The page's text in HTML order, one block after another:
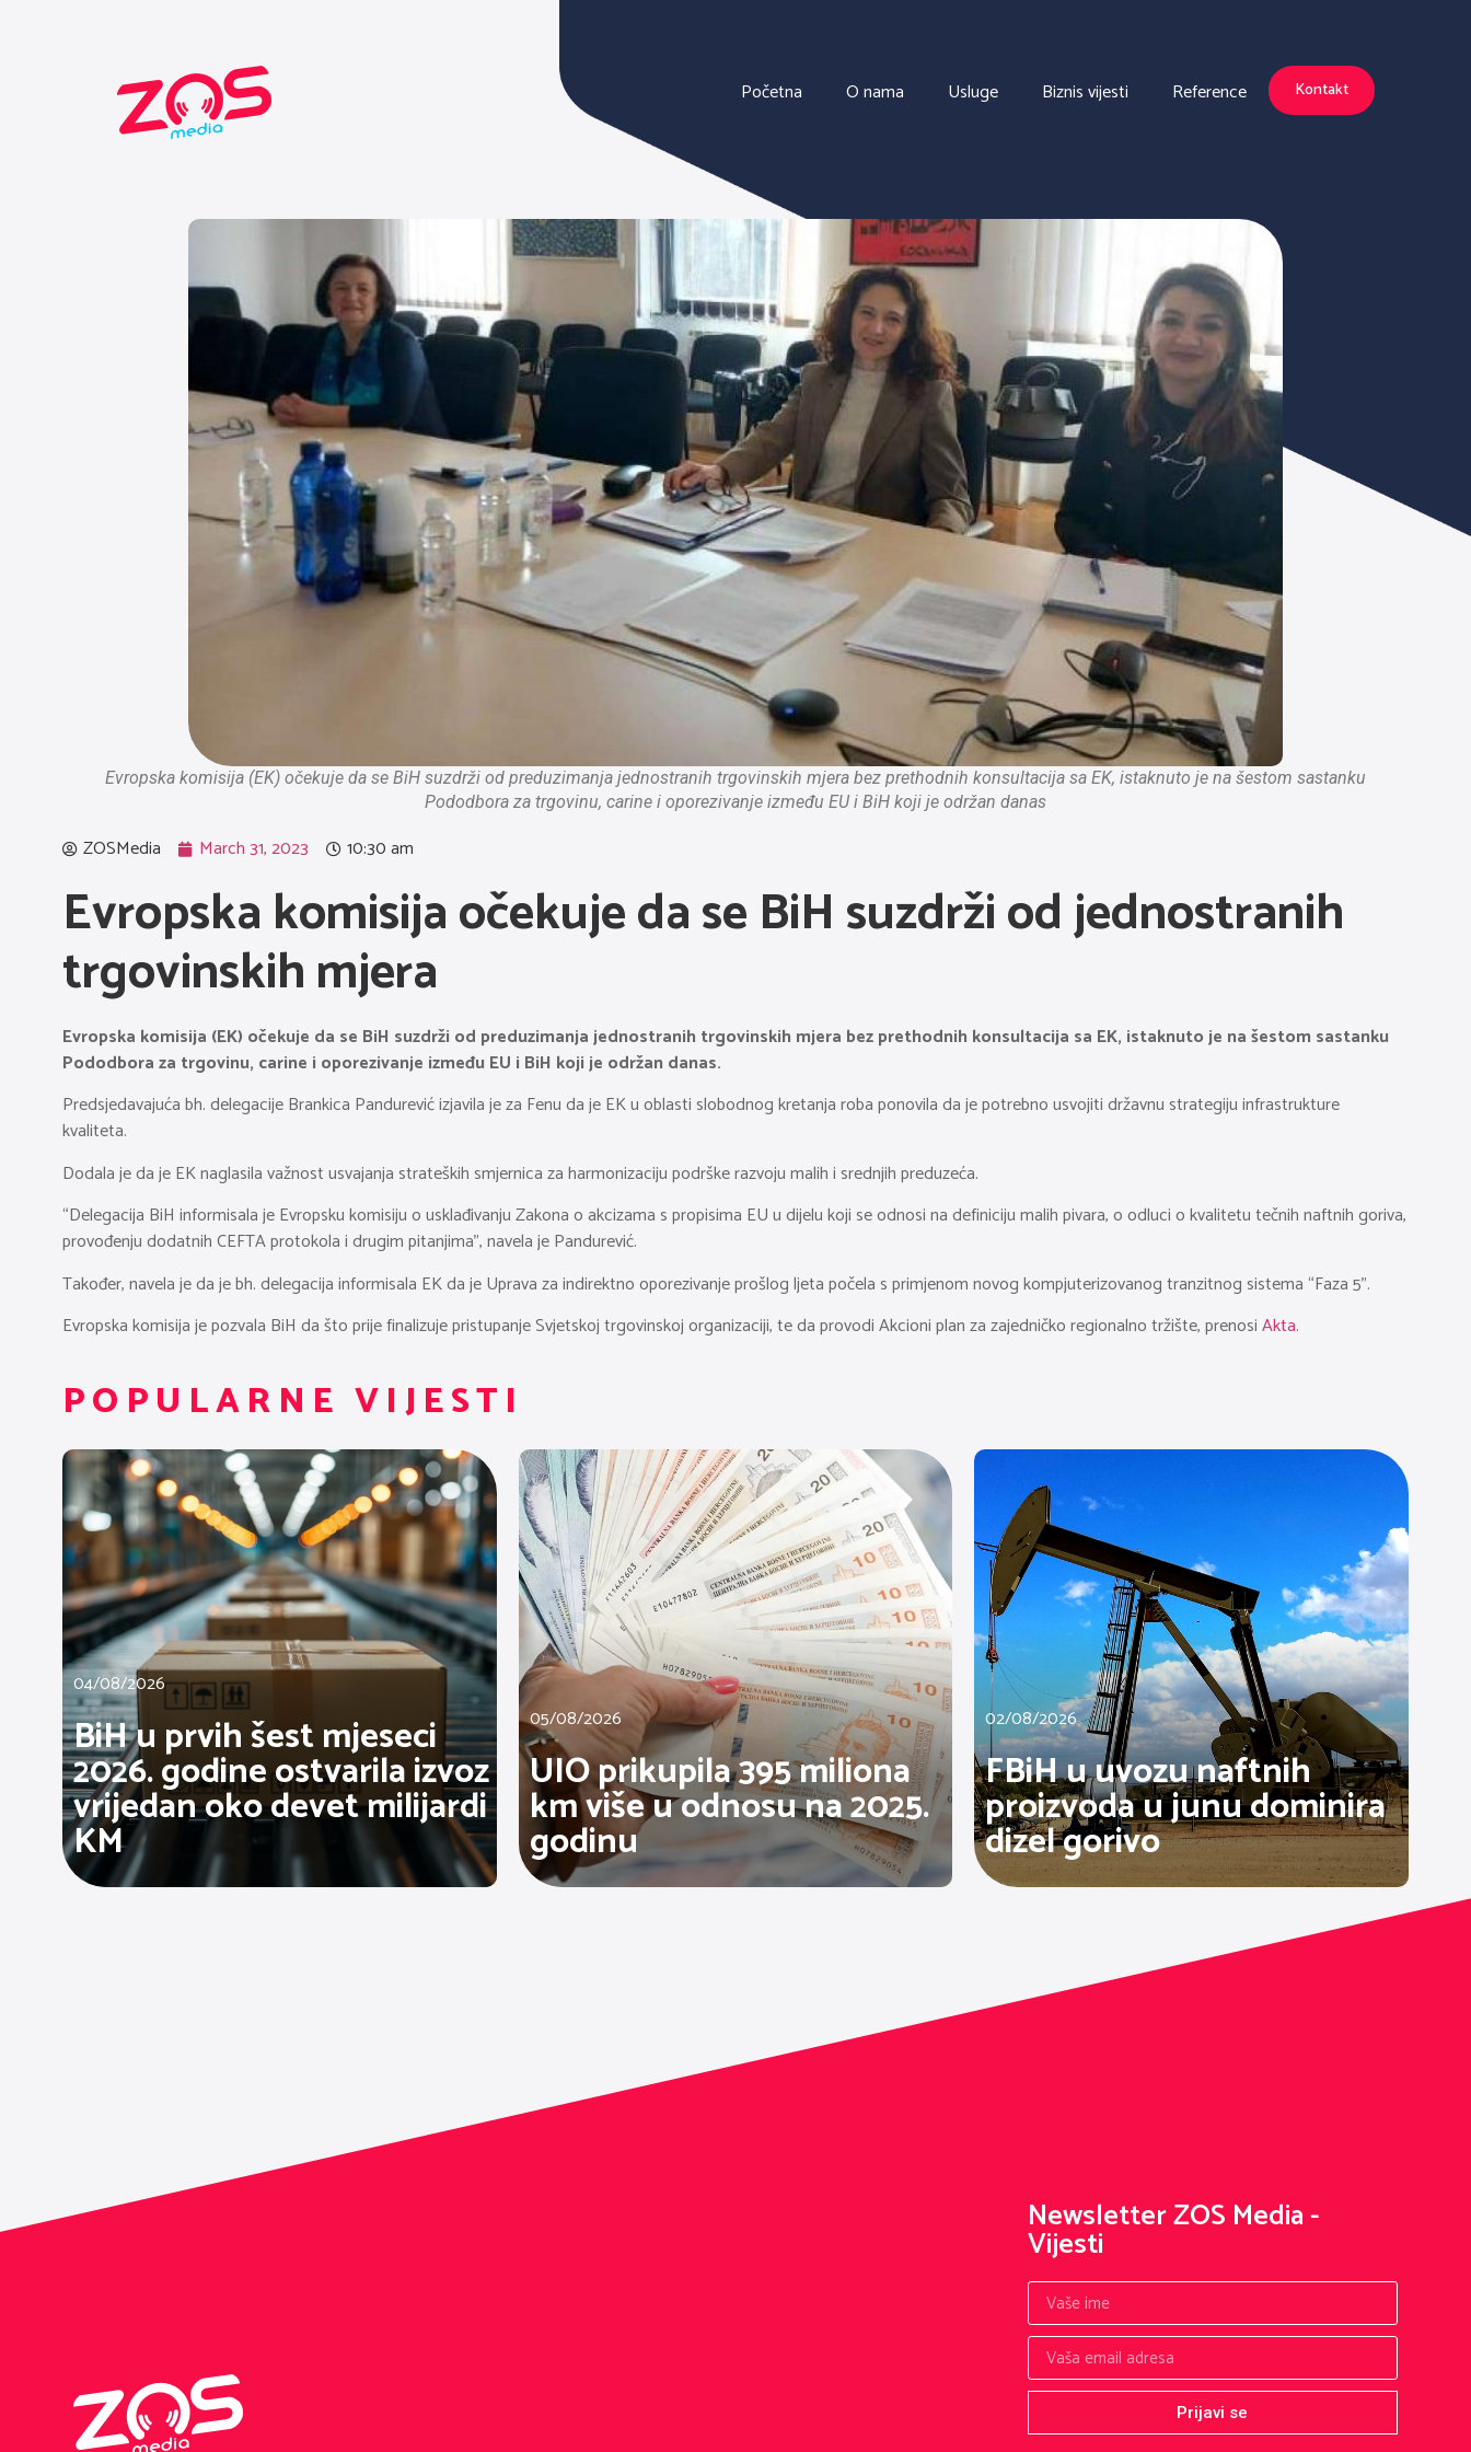
Početna O nama Usluge Biznis vijesti Reference Kontakt
Evropska komisija (EK) očekuje da se BiH suzdrži od preduzimanja jednostranih trgovinskih mjera bez prethodnih konsultacija sa EK, istaknuto je na šestom sastanku
Pododbora za trgovinu, carine i oporezivanje između EU i BiH koji je održan danas
ZOSMedia March 31, 2023 10:30 am
Evropska komisija očekuje da se BiH suzdrži od jednostranih
trgovinskih mjera
Evropska komisija (EK) očekuje da se BiH suzdrži od preduzimanja jednostranih trgovinskih mjera bez prethodnih konsultacija sa EK, istaknuto je na šestom sastanku
Pododbora za trgovinu, carine i oporezivanje između EU i BiH koji je održan danas.
Predsjedavajuća bh. delegacije Brankica Pandurević izjavila je za Fenu da je EK u oblasti slobodnog kretanja roba ponovila da je potrebno usvojiti državnu strategiju infrastrukture
kvaliteta.
Dodala je da je EK naglasila važnost usvajanja strateških smjernica za harmonizaciju podrške razvoju malih i srednjih preduzeća.
“Delegacija BiH informisala je Evropsku komisiju o usklađivanju Zakona o akcizama s propisima EU u dijelu koji se odnosi na definiciju malih pivara, o odluci o kvalitetu tečnih naftnih goriva,
provođenju dodatnih CEFTA protokola i drugim pitanjima”, navela je Pandurević.
Također, navela je da je bh. delegacija informisala EK da je Uprava za indirektno oporezivanje prošlog ljeta počela s primjenom novog kompjuterizovanog tranzitnog sistema “Faza 5”.
Evropska komisija je pozvala BiH da što prije finalizuje pristupanje Svjetskoj trgovinskoj organizaciji, te da provodi Akcioni plan za zajedničko regionalno tržište, prenosiAkta.
POPULARNE VIJESTI
04/08/2026
BiH u prvih šest mjeseci
2026. godine ostvarila izvoz
vrijedan oko devet milijardi
KM
05/08/2026
UIO prikupila 395 miliona
km više u odnosu na 2025.
godinu
02/08/2026
FBiH u uvozu naftnih
proizvoda u junu dominira
dizel gorivo
Newsletter ZOS Media -
Vijesti
Prijavi se